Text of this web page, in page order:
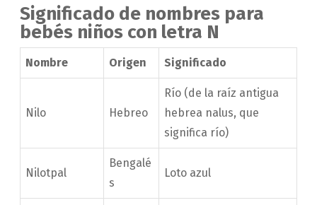
Significado de nombres para
bebés niños con letra N
Nombre Origen Significado
Nilo Hebreo
Río (de la raíz antigua
hebrea nalus, que
significa río)
Nilotpal
Bengalé
s
Loto azul